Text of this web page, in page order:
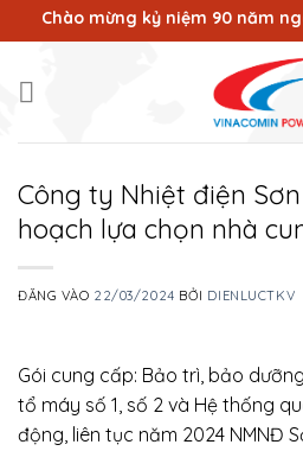
qua
dung
Chào mừng kỷ niệm 90 năm
Công ty Nhiệt điện
hoạch lựa chọn nhà
ĐĂNG VÀO 22/03/2024 BỞI DIENLUCTKV
Gói cung cấp: Bảo trì, bảo
tổ máy số 1, số 2 và Hệ thống
động, liên tục năm 2024 NMNĐ